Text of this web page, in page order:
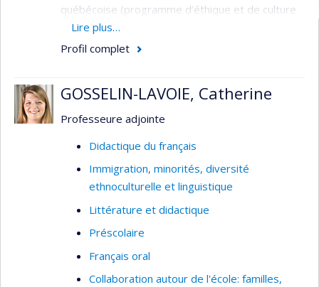
québécoise (programme d’éthique et de culture
religieuse) et dans la société française
(enseignement du fait religieux), tout en
représentation de la diversité religieuse dans les
programmes et manuels scolaires. Elle
cultures religieuses, littératures et arts. Elle
travaille aussi sur les différents modèles de
laïcité scolaire.
Intérêts de recherche
Didactique de l’éthique et de la culture
religieuse
Didactique de la culture et de la citoyenneté
Lire plus…
Profil complet
GOSSELIN-LAVOIE, Catherine
Professeure adjointe
Didactique du français
Immigration, minorités, diversité
ethnoculturelle et linguistique
Littérature et didactique
Préscolaire
Français oral
Collaboration autour de l'école: familles,